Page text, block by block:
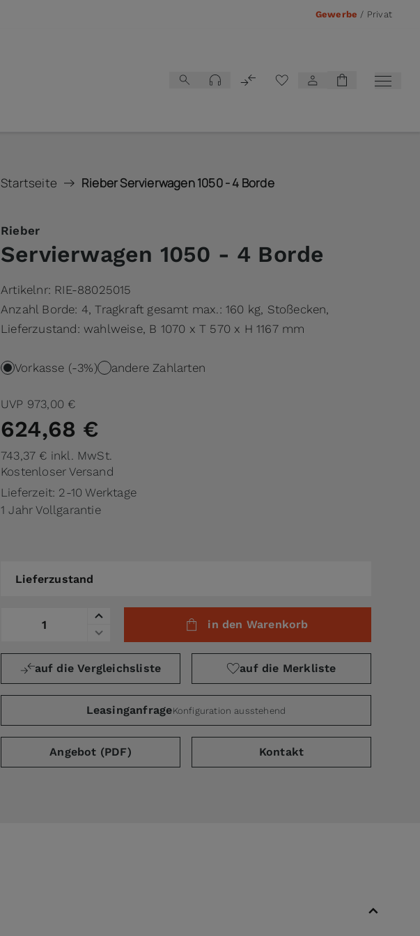
Gewerbe / Privat
Startseite Rieber Servierwagen 1050 - 4 Borde
Rieber
Servierwagen 1050 - 4 Borde
Artikelnr: RIE-88025015
Anzahl Borde: 4, Tragkraft gesamt max.: 160 kg, Stoßecken,
Lieferzustand: wahlweise, B 1070 x T 570 x H 1167 mm
Vorkasse (-3%) andere Zahlarten
UVP 973,00 €
624,68 €
743,37 € inkl. MwSt.
Kostenloser Versand
Lieferzeit: 2-10 Werktage
1 Jahr Vollgarantie
Lieferzustand
in den Warenkorb
auf die Vergleichsliste auf die Merkliste
Angebot (PDF)
LeasinganfrageKonfiguration ausstehend
Kontakt